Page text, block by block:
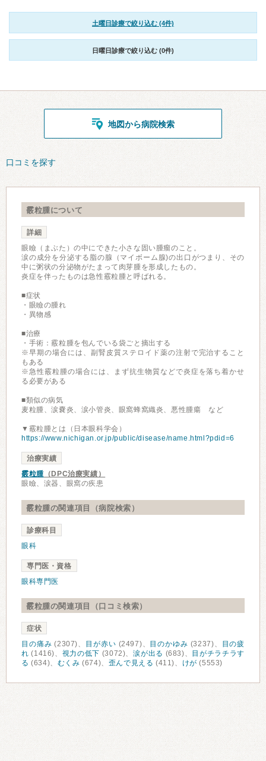
土曜日診療で絞り込む (4件)
日曜日診療で絞り込む (0件)
地図から病院検索
口コミを探す
霰粒腫について
詳細
眼瞼（まぶた）の中にできた小さな固い腫瘤のこと。
涙の成分を分泌する脂の腺（マイボーム腺)の出口がつまり、その
中に粥状の分泌物がたまって肉芽腫を形成したもの。
炎症を伴ったものは急性霰粒腫と呼ばれる。
■症状
・眼瞼の腫れ
・異物感
■治療
・手術：霰粒腫を包んでいる袋ごと摘出する
※早期の場合には、副腎皮質ステロイド薬の注射で完治すること
もある
※急性霰粒腫の場合には、まず抗生物質などで炎症を落ち着かせ
る必要がある
■類似の病気
麦粒腫、涙嚢炎、涙小管炎、眼窩蜂窩織炎、悪性腫瘍 など
▼霰粒腫とは（日本眼科学会）
https://www.nichigan.or.jp/public/disease/name.html?pdid=6
治療実績
霰粒腫（DPC治療実績）
眼瞼、涙器、眼窩の疾患
霰粒腫の関連項目（病院検索）
診療科目
眼科
専門医・資格
眼科専門医
霰粒腫の関連項目（口コミ検索）
症状
目の痛み (2307)、 目が赤い (2497)、 目のかゆみ (3237)、
目の疲
れ (1416)、 視力の低下 (3072)、涙が出る (683)、
目がチラチラす
る (634)、 むくみ (674)、 歪んで見える (411)、 けが (5553)